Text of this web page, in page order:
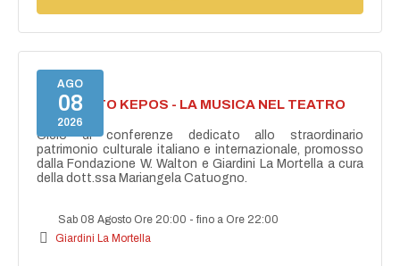
AGO
08
2026
PROGETTO KEPOS - LA MUSICA NEL TEATRO
GRECO
Ciclo di conferenze dedicato allo straordinario
patrimonio culturale italiano e internazionale, promosso
dalla Fondazione W. Walton e Giardini La Mortella a cura
della dott.ssa Mariangela Catuogno.
Sab 08 Agosto Ore 20:00 -fino a Ore 22:00
Giardini La Mortella